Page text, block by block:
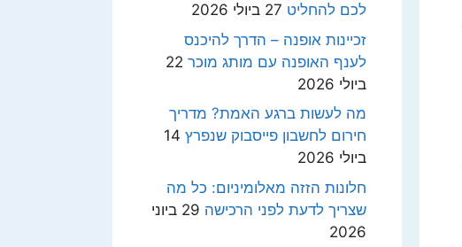
לכם להחליט 27 ביולי 2026
זכיינות אופנה – הדרך להיכנס
לענף האופנה עם מותג מוכר 22
ביולי 2026
מה לעשות ברגע האמת? מדריך
חירום לחשבון פייסבוק שנפרץ 14
ביולי 2026
חלונות הזזה מאלומיניום: כל מה
שצריך לדעת לפני הרכישה
29 ביוני
2026